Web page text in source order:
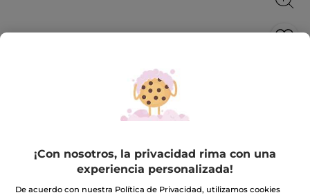
Mascarilla Desincrustante al Carbón
75 ml
Purifica y alisa la textura de la piel.
4.6 ★★★★★
★★★★★
4.6
estrellas.
(123)INCLUIR UNA RESEÑA
¡Con nosotros, la privacidad rima con una
experiencia personalizada!
De acuerdo con nuestra Política de Privacidad, utilizamos cookies